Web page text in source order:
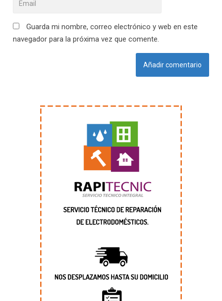
Guarda mi nombre, correo electrónico y web en este
navegador para la próxima vez que comente.